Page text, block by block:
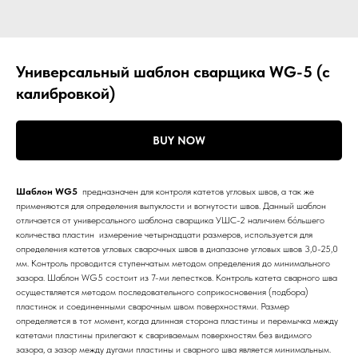
Универсальный шаблон сварщика WG-5 (с
калибровкой)
BUY NOW
Шаблон WG5 предназначен для контроля катетов угловых швов, а так же
применяются для определения выпуклости и вогнутости швов. Данный шаблон
отличается от универсального шаблона сварщика УШС-2 наличием бо́льшего
количества пластин измерение четырнадцати размеров, используется для
определения катетов угловых сварочных швов в диапазоне угловых швов 3,0-25,0
мм. Контроль проводится ступенчатым методом определения до минимального
зазора. Шаблон WG5 состоит из 7-ми лепестков. Контроль катета сварного шва
осуществляется методом последовательного соприкосновения (подбора)
пластинок и соединенными сварочным швом поверхностями. Размер
определяется в тот момент, когда длинная сторона пластины и перемычка между
катетами пластины прилегают к свариваемым поверхностям без видимого
зазора, а зазор между дугами пластины и сварного шва является минимальным.